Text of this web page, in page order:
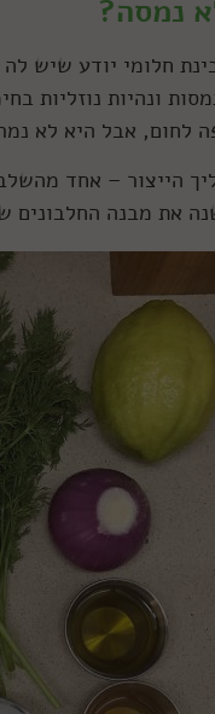
נמסה?
חלומי יודע שיש
ונהיות נוזליות
לחום, אבל היא לא
הייצור – אחד
את מבנה החלבונים